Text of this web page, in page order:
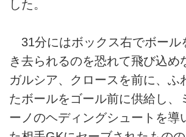
した。
31分にはボックス右でボール
き去られるのを恐れて飛び込め
ガルシア、クロースを前に、ふ
たボールをゴール前に供給し、
ーノのヘディングシュートを導